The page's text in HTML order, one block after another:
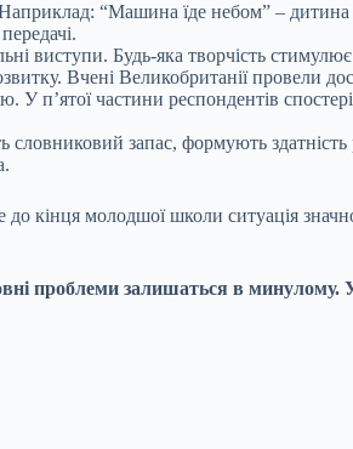
“Машина їде небом” –
виступи. Будь-яка творчість
Вчені Великобританії провели
п’ятої частини респондентів
запас, формують здатність
до кінця молодшої школи ситуація
проблеми залишаться в минулому.